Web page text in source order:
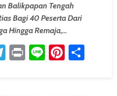
Balikpapan Tengah
Bagi 40 Peserta Dari
Hingga Remaja,…
Telegram
PrintLine